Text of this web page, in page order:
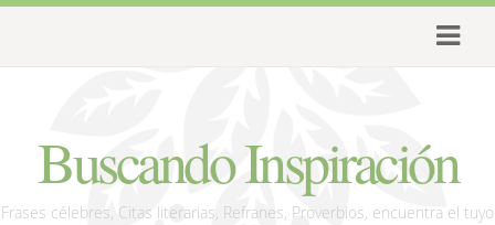
Buscando Inspiración
Frases célebres, Citas literarias, Refranes, Proverbios, encuentra el tuyo